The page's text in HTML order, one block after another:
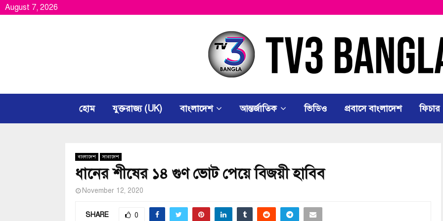
August 7, 2026
হোম যুক্তরাজ্য (UK) বাংলাদেশ আন্তর্জাতিক ভিডিও প্রবাসে বাংলাদেশ ফিচার
বাংলাদেশ সারাদেশ
ধানের শীষের ১৪ গুণ ভোট পেয়ে বিজয়ী হাবিব
November 12, 2020
SHARE 0